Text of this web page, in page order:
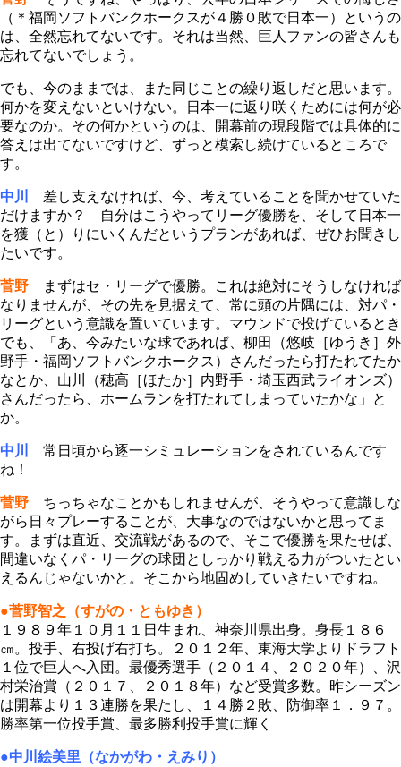
（＊福岡ソフトバンクホークスが４勝０敗で日本一）というの
は、全然忘れてないです。それは当然、巨人ファンの皆さんも
忘れてないでしょう。
でも、今のままでは、また同じことの繰り返しだと思います。
何かを変えないといけない。日本一に返り咲くためには何が必
要なのか。その何かというのは、開幕前の現段階では具体的に
答えは出てないですけど、ずっと模索し続けているところで
す。
中川
差し支えなければ、今、考えていることを聞かせていた
だけますか？ 自分はこうやってリーグ優勝を、そして日本一
を獲（と）りにいくんだというプランがあれば、ぜひお聞きし
たいです。
菅野 まずはセ・リーグで優勝。これは絶対にそうしなければ
なりませんが、その先を見据えて、常に頭の片隅には、対パ・
リーグという意識を置いています。マウンドで投げているとき
でも、「あ、今みたいな球であれば、柳田（悠岐［ゆうき］外
野手・福岡ソフトバンクホークス）さんだったら打たれてたか
なとか、山川（穂高［ほたか］内野手・埼玉西武ライオンズ）
さんだったら、ホームランを打たれてしまっていたかな」と
か。
中川
常日頃から逐一シミュレーションをされているんです
ね！
菅野 ちっちゃなことかもしれませんが、そうやって意識しな
がら日々プレーすることが、大事なのではないかと思ってま
す。まずは直近、交流戦があるので、そこで優勝を果たせば、
間違いなくパ・リーグの球団としっかり戦える力がついたとい
えるんじゃないかと。そこから地固めしていきたいですね。
●菅野智之（すがの・ともゆき）
１９８９年１０月１１日生まれ、神奈川県出身。身長１８６
㎝。投手、右投げ右打ち。２０１２年、東海大学よりドラフト
１位で巨人へ入団。最優秀選手（２０１４、２０２０年）、沢
村栄治賞（２０１７、２０１８年）など受賞多数。昨シーズン
は開幕より１３連勝を果たし、１４勝２敗、防御率１．９７。
勝率第一位投手賞、最多勝利投手賞に輝く
●中川絵美里（なかがわ・えみり）